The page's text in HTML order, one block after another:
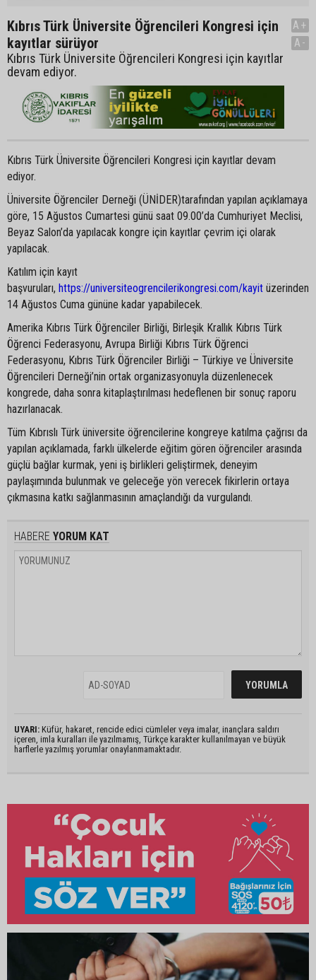
Kıbrıs Türk Üniversite Öğrencileri Kongresi için
kayıtlar sürüyor
Kıbrıs Türk Üniversite Öğrencileri Kongresi için kayıtlar
devam ediyor.
A+
A-
Kıbrıs Türk Üniversite Öğrencileri Kongresi için kayıtlar devam
ediyor.
Üniversite Öğrenciler Derneği (ÜNİDER)tarafından yapılan açıklamaya
göre, 15 Ağustos Cumartesi günü saat 09.00’da Cumhuriyet Meclisi,
Beyaz Salon’da yapılacak kongre için kayıtlar çevrim içi olarak
yapılacak.
Katılım için kayıt
başvuruları, https://universiteogrencilerikongresi.com/kayit üzerinden
14 Ağustos Cuma gününe kadar yapabilecek.
Amerika Kıbrıs Türk Öğrenciler Birliği, Birleşik Krallık Kıbrıs Türk
Öğrenci Federasyonu, Avrupa Birliği Kıbrıs Türk Öğrenci
Federasyonu, Kıbrıs Türk Öğrenciler Birliği – Türkiye ve Üniversite
Öğrencileri Derneği’nin ortak organizasyonuyla düzenlenecek
kongrede, daha sonra kitaplaştırılması hedeflenen bir sonuç raporu
hazırlanacak.
Tüm Kıbrıslı Türk üniversite öğrencilerine kongreye katılma çağrısı da
yapılan açıklamada, farklı ülkelerde eğitim gören öğrenciler arasında
güçlü bağlar kurmak, yeni iş birlikleri geliştirmek, deneyim
paylaşımında bulunmak ve geleceğe yön verecek fikirlerin ortaya
çıkmasına katkı sağlanmasının amaçlandığı da vurgulandı.
HABERE YORUM KAT
UYARI: Küfür, hakaret, rencide edici cümleler veya imalar, inançlara saldırı
içeren, imla kuralları ile yazılmamış, Türkçe karakter kullanılmayan ve büyük
harflerle yazılmış yorumlar onaylanmamaktadır.